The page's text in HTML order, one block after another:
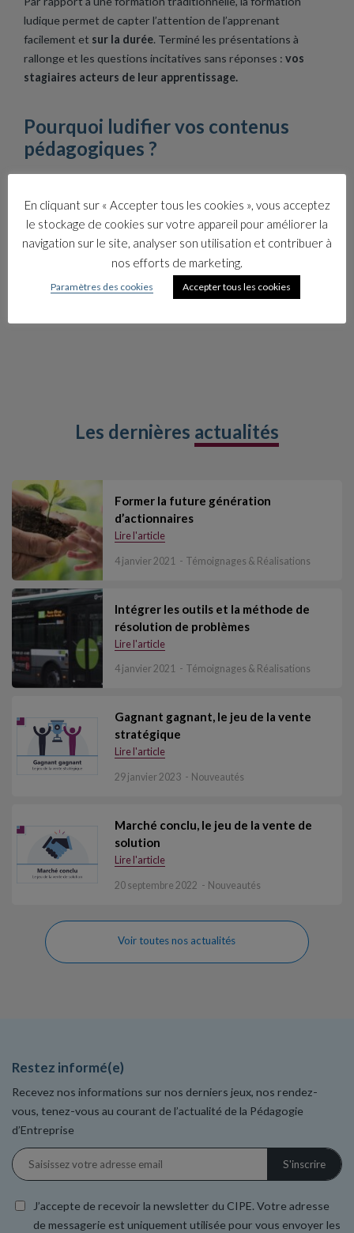
ludique permet de capter l’attention de l’apprenant
facilement et sur la durée. Terminé les présentations à
rallonge et les questions incitatives sans réponses : vos
stagiaires acteurs de leur apprentissage.
Pourquoi ludifier vos contenus
pédagogiques ?
Vos contenus sont déjà solides et pertinents, mais vous
vous aide à les rendre marquants et mémorables. En
intégrant diverses mécaniques ludiques (simulations, jeux de
rôle, études de cas interactives,…), vous enrichissez vos
contenus et les rendez encore plus impactants.
Les dernières actualités
Former la future génération
d’actionnaires
Lire l'article
4 janvier 2021 Témoignages & Réalisations
Intégrer les outils et la méthode de
résolution de problèmes
Lire l'article
4 janvier 2021 Témoignages & Réalisations
Gagnant gagnant, le jeu de la vente
stratégique
Lire l'article
29 janvier 2023 Nouveautés
Marché conclu, le jeu de la vente de
solution
Lire l'article
20 septembre 2022 Nouveautés
Voir toutes nos actualités
Restez informé(e)
Recevez nos informations sur nos derniers jeux, nos rendez-
vous, tenez-vous au courant de l’actualité de la Pédagogie
d’Entreprise
J’accepte de recevoir la newsletter du CIPE. Votre adresse
de messagerie est uniquement utilisée pour vous envoyer les
En cliquant sur « Accepter tous les cookies », vous acceptez
le stockage de cookies sur votre appareil pour améliorer la
navigation sur le site, analyser son utilisation et contribuer à
nos efforts de marketing.
Paramètres des cookies Accepter tous les cookies